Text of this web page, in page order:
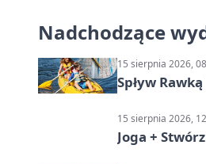
Nadchodzące
15 sierpnia 2026,
Spływ
15 sierpnia 2026,
Joga +